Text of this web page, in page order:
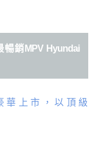
銷MPV Hyundai